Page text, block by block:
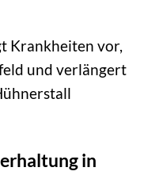
Krankheiten vor,
und verlängert
in